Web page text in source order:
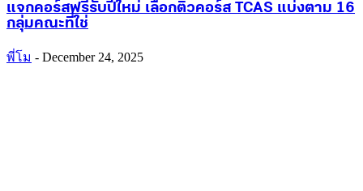
แจกคอร์สฟรีรับปีใหม่ เลือกติวคอร์ส TCAS แบ่งตาม 16
กลุ่มคณะที่ใช่
พี่โม - December 24, 2025